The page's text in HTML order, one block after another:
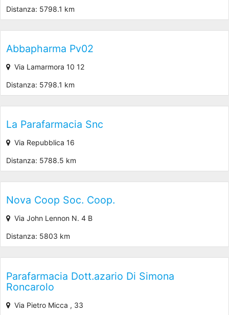
Distanza: 5798.1 km
Abbapharma Pv02
Via Lamarmora 10 12
Distanza: 5798.1 km
La Parafarmacia Snc
Via Repubblica 16
Distanza: 5788.5 km
Nova Coop Soc. Coop.
Via John Lennon N. 4 B
Distanza: 5803 km
Parafarmacia Dott.azario Di Simona
Roncarolo
Via Pietro Micca , 33